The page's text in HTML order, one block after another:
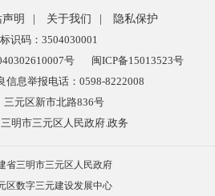
声明 关于我们
隐私保护
识码：3504030001
号
闽ICP备15013523号
信息举报电话：0598-8222008
三元区新市北路836号
明市三元区人民政府.政务
省三明市三元区人民政府
区数字三元建设发展中心